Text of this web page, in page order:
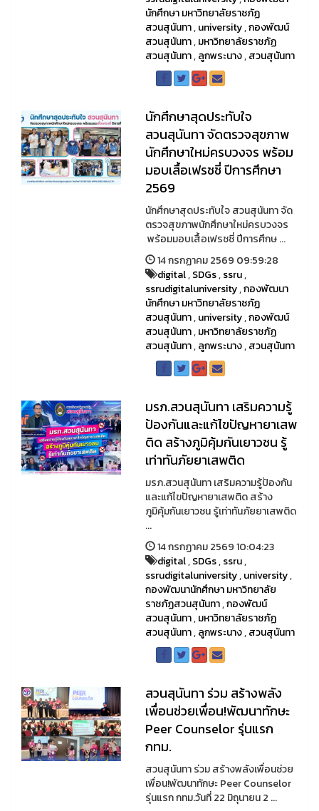
นักศึกษา มหาวิทยาลัยราชภัฏ
สวนสุนันทา,university,กองพัฒน์
สวนสุนันทา,มหาวิทยาลัยราชภัฏ
สวนสุนันทา,ลูกพระนาง,สวนสุนันทา
นักศึกษาสุดประทับใจ
สวนสุนันทา จัดตรวจสุขภาพ
นักศึกษาใหม่ครบวงจร พร้อม
มอบเสื้อเฟรชชี่ ปีการศึกษา
2569
นักศึกษาสุดประทับใจ สวนสุนันทา จัด
ตรวจสุขภาพนักศึกษาใหม่ครบวงจร
พร้อมมอบเสื้อเฟรชชี่ ปีการศึกษ ...
14 กรกฏาคม 2569 09:59:28
digital,SDGs,ssru,
ssrudigitaluniversity,กองพัฒนา
นักศึกษา มหาวิทยาลัยราชภัฏ
สวนสุนันทา,university,กองพัฒน์
สวนสุนันทา,มหาวิทยาลัยราชภัฏ
สวนสุนันทา,ลูกพระนาง,สวนสุนันทา
มรภ.สวนสุนันทา เสริมความรู้
ป้องกันและแก้ไขปัญหายาเสพ
ติด สร้างภูมิคุ้มกันเยาวชน รู้
เท่าทันภัยยาเสพติด
มรภ.สวนสุนันทา เสริมความรู้ป้องกัน
และแก้ไขปัญหายาเสพติด สร้าง
ภูมิคุ้มกันเยาวชน รู้เท่าทันภัยยาเสพติด
...
14 กรกฏาคม 2569 10:04:23
digital,SDGs,ssru,
ssrudigitaluniversity,university,
กองพัฒนานักศึกษา มหาวิทยาลัย
ราชภัฏสวนสุนันทา,กองพัฒน์
สวนสุนันทา,มหาวิทยาลัยราชภัฏ
สวนสุนันทา,ลูกพระนาง,สวนสุนันทา
สวนสุนันทา ร่วม สร้างพลัง
เพื่อนช่วยเพื่อน!พัฒนาทักษะ
Peer Counselor รุ่นแรก
กทม.
สวนสุนันทา ร่วม สร้างพลังเพื่อนช่วย
เพื่อน!พัฒนาทักษะ Peer Counselor
รุ่นแรก กทม.วันที่ 22 มิถุนายน 2 ...